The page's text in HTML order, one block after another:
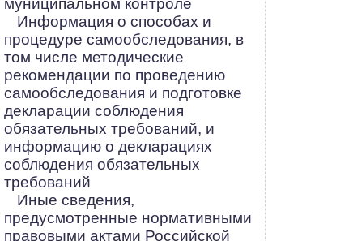
муниципальном контроле
Информация о способах и
процедуре самообследования, в
том числе методические
рекомендации по проведению
самообследования и подготовке
декларации соблюдения
обязательных требований, и
информацию о декларациях
соблюдения обязательных
требований
Иные сведения,
предусмотренные нормативными
правовыми актами Российской